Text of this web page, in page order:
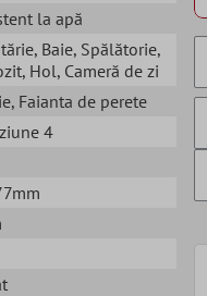
la apă
, Baie, Spălătorie,
, Hol, Cameră de zi
, Faianta de perete
4